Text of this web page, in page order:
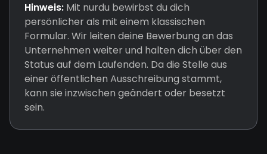
Hinweis: Mit nurdu bewirbst du dich
persönlicher als mit einem klassischen
Formular. Wir leiten deine Bewerbung an das
Unternehmen weiter und halten dich über den
Status auf dem Laufenden. Da die Stelle aus
einer öffentlichen Ausschreibung stammt,
kann sie inzwischen geändert oder besetzt
sein.